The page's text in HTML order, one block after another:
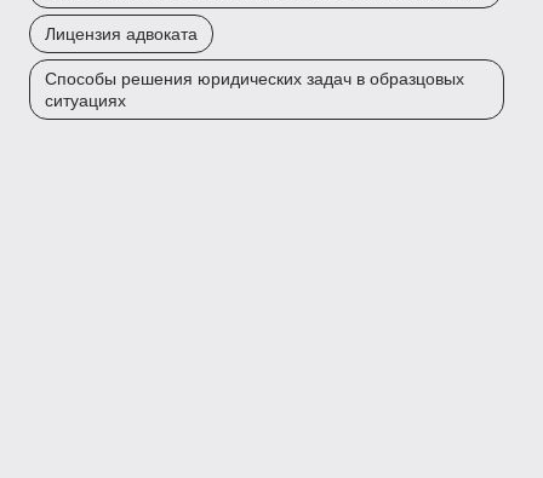
Лицензия адвоката
Способы решения юридических задач в образцовых
ситуациях